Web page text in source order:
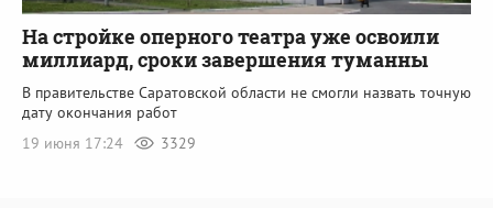
На стройке оперного театра уже освоили
миллиард, сроки завершения туманны
В правительстве Саратовской области не смогли назвать точную
дату окончания работ
19 июня 17:24
3329